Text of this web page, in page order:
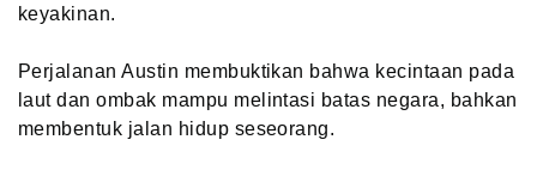
keyakinan.
Perjalanan Austin membuktikan bahwa kecintaan pada
laut dan ombak mampu melintasi batas negara, bahkan
membentuk jalan hidup seseorang.